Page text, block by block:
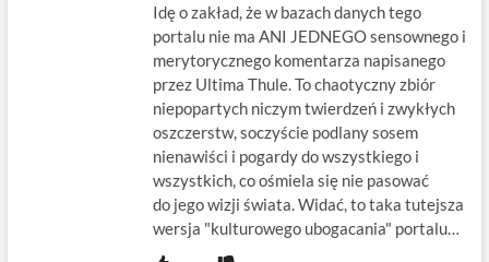
Idę o zakład, że w bazach danych tego
portalu nie ma ANI JEDNEGO sensownego i
merytorycznego komentarza napisanego
przez Ultima Thule. To chaotyczny zbiór
niepopartych niczym twierdzeń i zwykłych
oszczerstw, soczyście podlany sosem
nienawiści i pogardy do wszystkiego i
wszystkich, co ośmiela się nie pasować
do jego wizji świata. Widać, to taka tutejsza
wersja "kulturowego ubogacania" portalu…